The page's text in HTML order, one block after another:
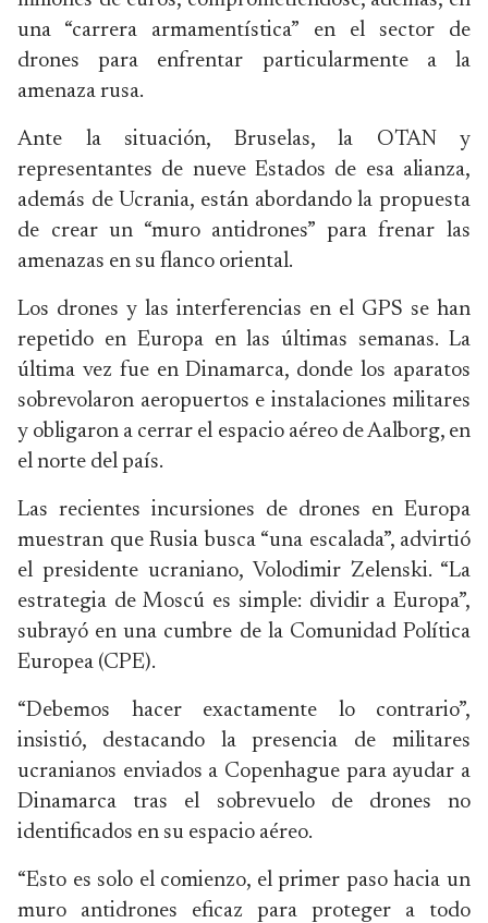
una “carrera armamentística” en el sector de
drones para enfrentar particularmente a la
amenaza rusa.
Ante la situación, Bruselas, la OTAN y
representantes de nueve Estados de esa alianza,
además de Ucrania, están abordando la propuesta
de crear un “muro antidrones” para frenar las
amenazas en su flanco oriental.
Los drones y las interferencias en el GPS se han
repetido en Europa en las últimas semanas. La
última vez fue en Dinamarca, donde los aparatos
sobrevolaron aeropuertos e instalaciones militares
y obligaron a cerrar el espacio aéreo de Aalborg, en
el norte del país.
Las recientes incursiones de drones en Europa
muestran que Rusia busca “una escalada”, advirtió
el presidente ucraniano, Volodimir Zelenski. “La
estrategia de Moscú es simple: dividir a Europa”,
subrayó en una cumbre de la Comunidad Política
Europea (CPE).
“Debemos hacer exactamente lo contrario”,
insistió, destacando la presencia de militares
ucranianos enviados a Copenhague para ayudar a
Dinamarca tras el sobrevuelo de drones no
identificados en su espacio aéreo.
“Esto es solo el comienzo, el primer paso hacia un
muro antidrones eficaz para proteger a todo